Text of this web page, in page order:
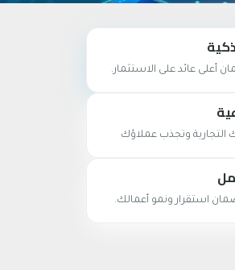
أعلى عائد على الاستثمار.
وتجذب عملاؤك
استقرار ونمو أعمالك.